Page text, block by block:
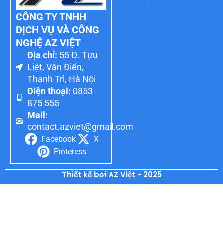
CÔNG TY TNHH
DỊCH VỤ VÀ CÔNG
NGHỆ AZ VIỆT
Địa chỉ: 55 Đ. Tựu
Liệt, Văn Điển,
Thanh Trì, Hà Nội
Điện thoại: 0853
875 555
Mail:
contact.azviet@gmail.com
Facebook
X
Pinteress
Thiết kế bởi AZ Việt - 2025